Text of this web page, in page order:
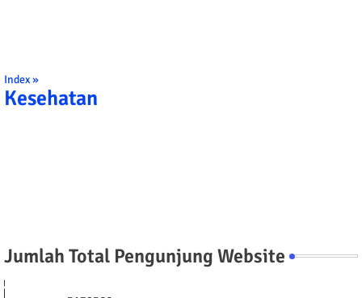
Index »
Kesehatan
Jumlah Total Pengunjung Website